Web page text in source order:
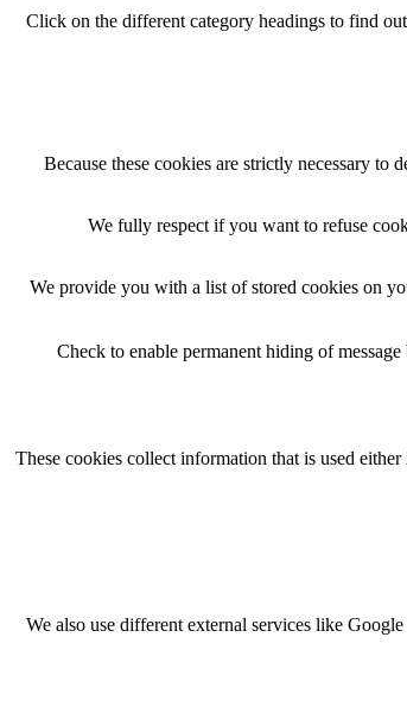
Click on the different category headings to find
Because these cookies are strictly necessary
We fully respect if you want to refuse
We provide you with a list of stored cookies on
Check to enable permanent hiding of
These cookies collect information that is used
We also use different external services like